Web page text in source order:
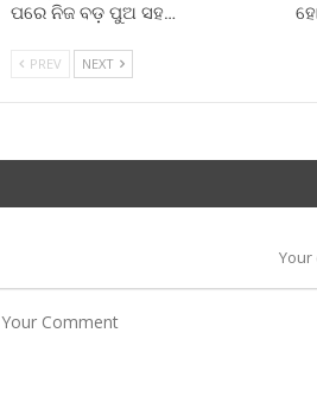
ପରେ ନିଜ ବଡ଼ ପୁଅ ସହ…
PREV NEXT